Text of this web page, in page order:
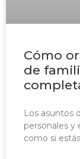
Cómo
de
Los asuntos
personales y
como si